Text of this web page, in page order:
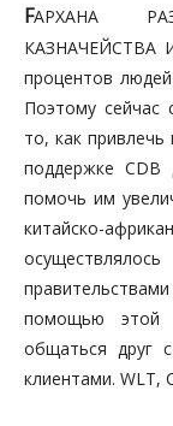
FАРХАНА
КАЗНАЧЕЙСТВА
процентов
Поэтому сейчас
то, как
поддержке CDB
помочь им
китайско-
помощью этой
общаться друг
клиентами. WLT,